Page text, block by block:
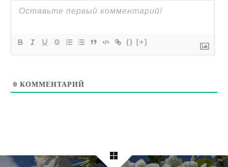
{} [+]
0 КОММЕНТАРИЙ